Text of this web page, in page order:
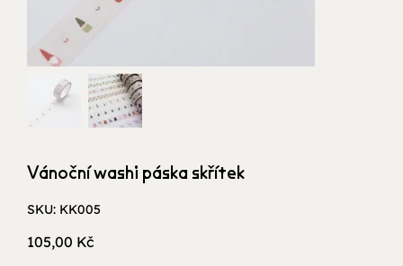
Vánoční washi páska skřítek
SKU: SKU
KK005
KK005
Cena
105,00 Kč